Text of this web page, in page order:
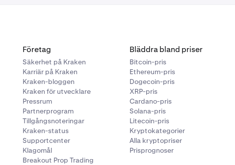
Företag
Säkerhet på Kraken
Karriär på Kraken
Kraken-bloggen
Kraken för utvecklare
Pressrum
Partnerprogram
Tillgångsnoteringar
Kraken-status
Supportcenter
Klagomål
Breakout Prop Trading
Bläddra bland priser
Bitcoin-pris
Ethereum-pris
Dogecoin-pris
XRP-pris
Cardano-pris
Solana-pris
Litecoin-pris
Kryptokategorier
Alla kryptopriser
Prisprognoser